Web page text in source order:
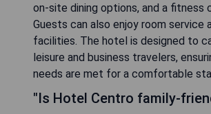
on-site dining options, and a fitness
Guests can also enjoy room service
facilities. The hotel is designed to
leisure and business travelers,
needs are met for a comfortable
"Is Hotel Centro family-